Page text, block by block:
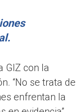
GIZ con la
“No se trata de
enfrentan la